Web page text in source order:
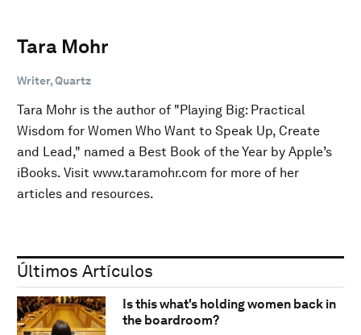
Tara Mohr
Writer, Quartz
Tara Mohr is the author of "Playing Big: Practical
Wisdom for Women Who Want to Speak Up, Create
and Lead," named a Best Book of the Year by Apple’s
iBooks. Visit www.taramohr.com for more of her
articles and resources.
Últimos Artículos
Is this what's holding women back in
the boardroom?